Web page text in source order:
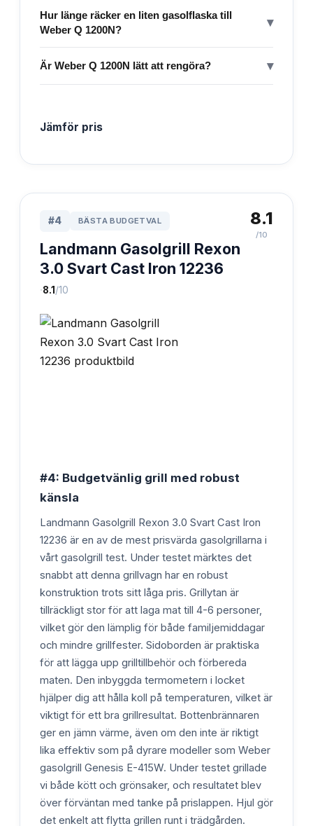
Hur länge räcker en liten gasolflaska till
Weber Q 1200N?
▾
Är Weber Q 1200N lätt att rengöra? ▾
Jämför pris
#4 BÄSTA BUDGETVAL
Landmann Gasolgrill Rexon
3.0 Svart Cast Iron 12236
·8.1 /10
8.1
/10
#4: Budgetvänlig grill med robust
känsla
Landmann Gasolgrill Rexon 3.0 Svart Cast Iron
12236 är en av de mest prisvärda gasolgrillarna i
vårt gasolgrill test. Under testet märktes det
snabbt att denna grillvagn har en robust
konstruktion trots sitt låga pris. Grillytan är
tillräckligt stor för att laga mat till 4-6 personer,
vilket gör den lämplig för både familjemiddagar
och mindre grillfester. Sidoborden är praktiska
för att lägga upp grilltillbehör och förbereda
maten. Den inbyggda termometern i locket
hjälper dig att hålla koll på temperaturen, vilket är
viktigt för ett bra grillresultat. Bottenbrännaren
ger en jämn värme, även om den inte är riktigt
lika effektiv som på dyrare modeller som Weber
gasolgrill Genesis E-415W. Under testet grillade
vi både kött och grönsaker, och resultatet blev
över förväntan med tanke på prislappen. Hjul gör
det enkelt att flytta grillen runt i trädgården.